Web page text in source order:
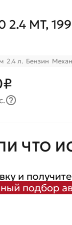
2.4 MT,
2.4 л. Бензин
ЧТО
и получите
подбор